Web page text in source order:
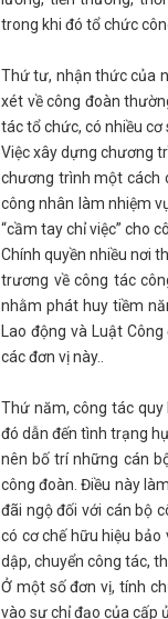
trong khi đó tổ chức
Thứ tư, nhận thức của
xét về công đoàn
tác tổ chức, có nhiều cơ
Việc xây dựng chương
chương trình một cách
công nhân làm nhiệm
“cầm tay chỉ việc” cho
Chính quyền nhiều nơi
trương về công tác
nhằm phát huy tiềm
Lao động và Luật
các đơn vị này..
Thứ năm, công tác
đó dẫn đến tình trạng
nên bố trí những cán
công đoàn. Điều này
đãi ngộ đối với cán bộ
có cơ chế hữu hiệu
dập, chuyển công tác,
Ở một số đơn vị, tính
vào sự chỉ đạo của cấp